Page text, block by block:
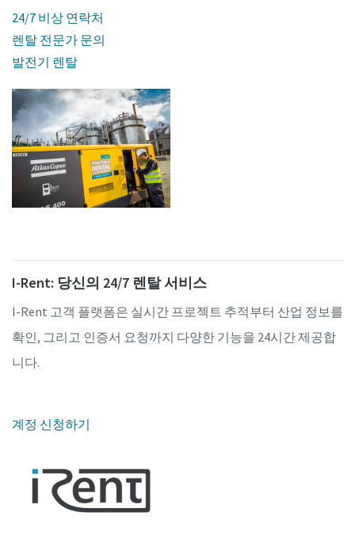
24/7 비상 연락처
렌탈 전문가 문의
발전기 렌탈
I-Rent: 당신의 24/7 렌탈 서비스
I-Rent 고객 플랫폼은 실시간 프로젝트 추적부터 산업 정보를
확인, 그리고 인증서 요청까지 다양한 기능을 24시간 제공합
니다.
계정 신청하기